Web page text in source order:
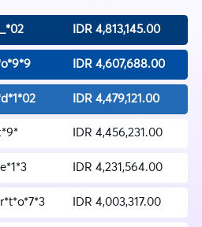
IDR 4,813,145.00
IDR 4,607,688.00
IDR 4,479,121.00
IDR 4,456,231.00
IDR 4,231,564.00
IDR 4,003,317.00